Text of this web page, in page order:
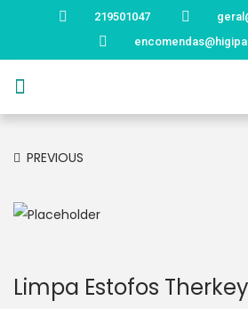
219501047
PREVIOUS
Limpa Estofos